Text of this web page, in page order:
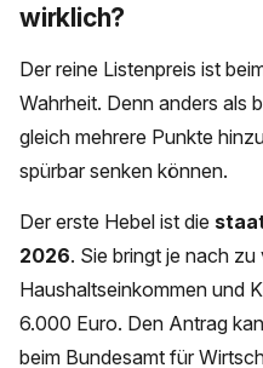
wirklich?
Der reine Listenpreis ist
Wahrheit. Denn anders als
gleich mehrere Punkte
spürbar senken können.
Der erste Hebel ist die
2026. Sie bringt je nach
Haushaltseinkommen und
6.000 Euro. Den Antrag
beim Bundesamt für